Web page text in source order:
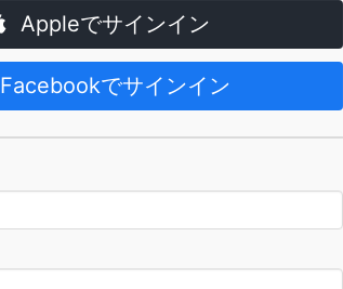
Appleでサインイン
Facebookでサインイン